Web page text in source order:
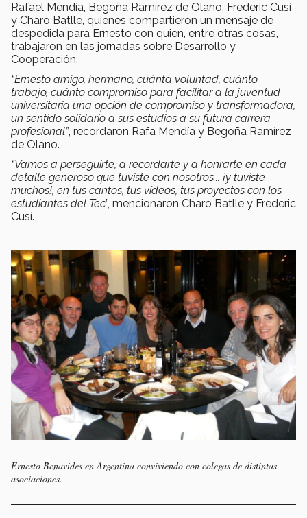
Rafael Mendía, Begoña Ramírez de Olano, Frederic Cusí
y Charo Batlle, quienes compartieron un mensaje de
despedida para Ernesto con quien, entre otras cosas,
trabajaron en las jornadas sobre Desarrollo y
Cooperación.
“Ernesto amigo, hermano, cuánta voluntad, cuánto
trabajo, cuánto compromiso para facilitar a la juventud
universitaria una opción de compromiso y transformadora,
un sentido solidario a sus estudios a su futura carrera
profesional”, recordaron Rafa Mendía y Begoña Ramírez
de Olano.
“Vamos a perseguirte, a recordarte y a honrarte en cada
detalle generoso que tuviste con nosotros... ¡y tuviste
muchos!, en tus cantos, tus vídeos, tus proyectos con los
estudiantes del Tec”, mencionaron Charo Batlle y Frederic
Cusí.
Ernesto Benavides en Argentina conviviendo con colegas de distintas
asociaciones.